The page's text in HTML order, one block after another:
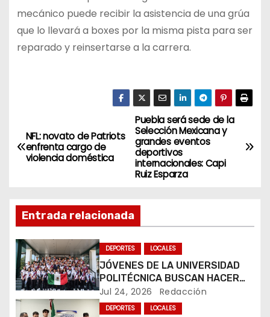
mecánico puede recibir la asistencia de una grúa
que lo llevará a boxes por la misma pista para ser
reparado y reinsertarse a la carrera.
N
a
e
g
a
c
i
Puebla será sede de la
Selección Mexicana y
grandes eventos
deportivos
internacionales: Capi
Ruiz Esparza
NFL: novato de Patriots
enfrenta cargo de
violencia doméstica
Entrada relacionada
DEPORTES LOCALES
JÓVENES DE LA UNIVERSIDAD
POLITÉCNICA BUSCAN HACER
HISTORIA EN MUNDIAL DE
KARATE
Jul 24, 2026 Redacción
DEPORTES LOCALES